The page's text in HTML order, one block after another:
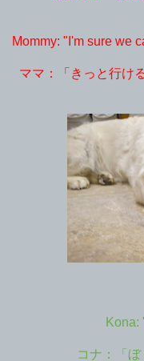
Mommy: "I'm sure we
ママ：「きっと行け
Kona:
コナ：「ぼ